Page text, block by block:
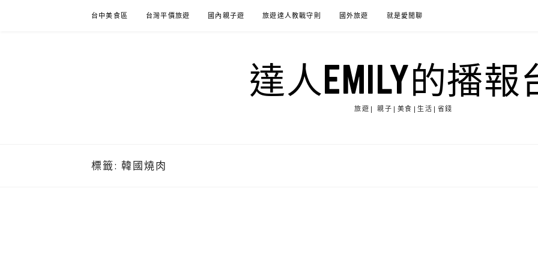
台中美食區 台灣平價旅遊 國內親子遊 旅遊達人教戰守則 國外旅遊 就是愛閒聊
達人EMILY的播報
旅遊| 親子|美食|生活|省錢
標籤: 韓國燒肉